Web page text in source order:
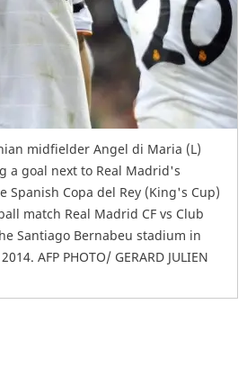
midfielder Angel di Maria (L)
a goal next to Real Madrid's
Spanish Copa del Rey (King's Cup)
match Real Madrid CF vs Club
Santiago Bernabeu stadium in
AFP PHOTO/ GERARD JULIEN